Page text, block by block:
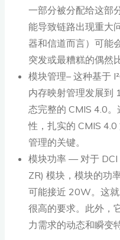
一部分被分配给这部
能导致链路出现重大
器和信道而言）可能
突发或最糟糕的偶然
模块管理– 这种基于
内存映射管理发展到
态完整的 CMIS 4.0
性，扎实的 CMIS
管理的关键。
模块功率 — 对于 DCI
ZR) 模块，模块的功
可能接近 20W。这
很高的要求。此外，
力需求的动态和瞬变